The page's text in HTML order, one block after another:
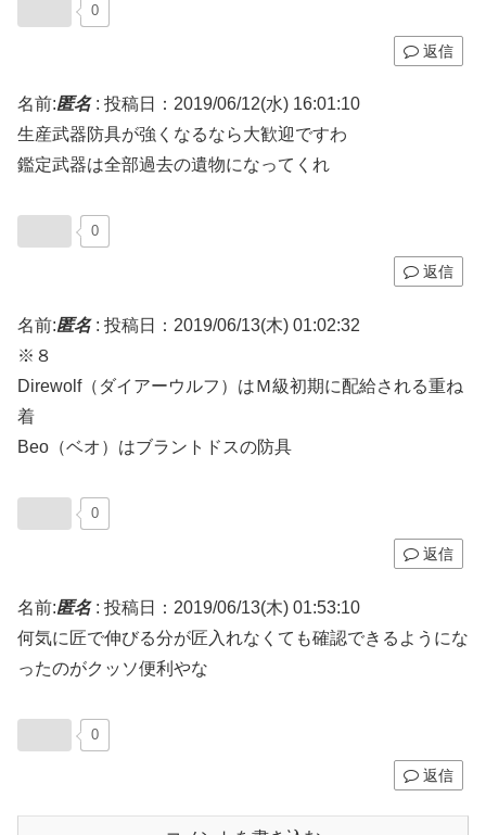
0
返信
名前:匿名: 投稿日：2019/06/12(水) 16:01:10
生産武器防具が強くなるなら大歓迎ですわ
鑑定武器は全部過去の遺物になってくれ
0
返信
名前:匿名: 投稿日：2019/06/13(木) 01:02:32
※８
Direwolf（ダイアーウルフ）はＭ級初期に配給される重ね
着
Beo（ベオ）はブラントドスの防具
0
返信
名前:匿名: 投稿日：2019/06/13(木) 01:53:10
何気に匠で伸びる分が匠入れなくても確認できるようにな
ったのがクッソ便利やな
0
返信